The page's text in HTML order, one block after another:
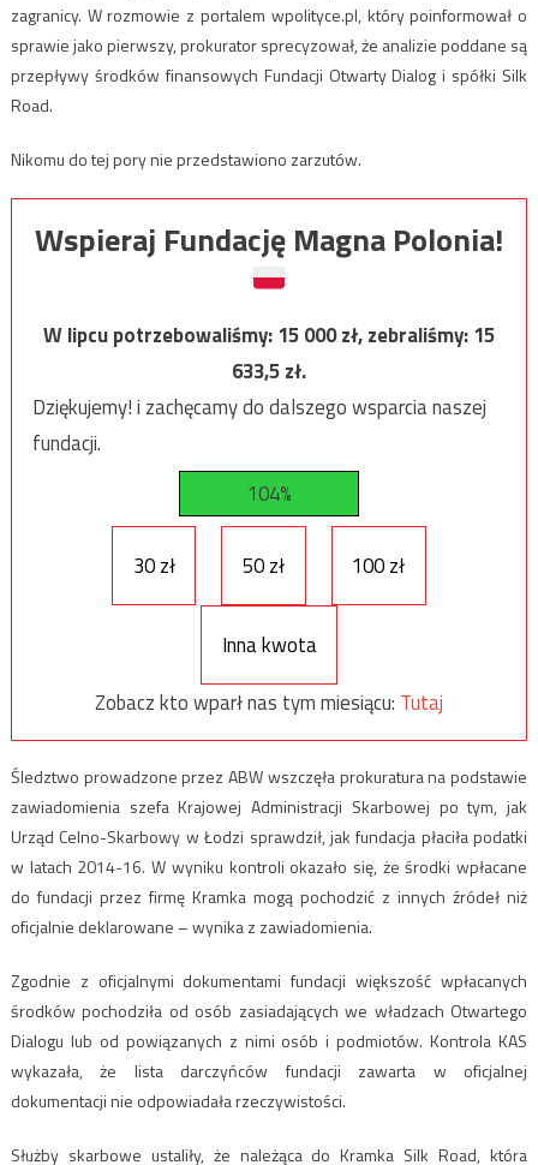
zagranicy. W rozmowie z portalem wpolityce.pl, który poinformował o
sprawie jako pierwszy, prokurator sprecyzował, że analizie poddane są
przepływy środków finansowych Fundacji Otwarty Dialog i spółki Silk
Road.
Nikomu do tej pory nie przedstawiono zarzutów.
Wspieraj Fundację Magna Polonia!
W lipcu potrzebowaliśmy:15 000zł, zebraliśmy:15
633,5zł.
Dziękujemy! i zachęcamy do dalszego wsparcia naszej
fundacji.
104%
30 zł 50 zł 100 zł
Inna kwota
Zobacz kto wparł nas tym miesiącu: Tutaj
Śledztwo prowadzone przez ABW wszczęła prokuratura na podstawie
zawiadomienia szefa Krajowej Administracji Skarbowej po tym, jak
Urząd Celno-Skarbowy w Łodzi sprawdził, jak fundacja płaciła podatki
w latach 2014-16. W wyniku kontroli okazało się, że środki wpłacane
do fundacji przez firmę Kramka mogą pochodzić z innych źródeł niż
oficjalnie deklarowane – wynika z zawiadomienia.
Zgodnie z oficjalnymi dokumentami fundacji większość wpłacanych
środków pochodziła od osób zasiadających we władzach Otwartego
Dialogu lub od powiązanych z nimi osób i podmiotów. Kontrola KAS
wykazała, że lista darczyńców fundacji zawarta w oficjalnej
dokumentacji nie odpowiadała rzeczywistości.
Służby skarbowe ustaliły, że należąca do Kramka Silk Road, która